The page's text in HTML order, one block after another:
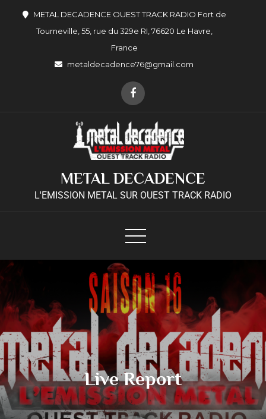
METAL DECADENCE OUEST TRACK RADIO Fort de
Tourneville, 55, rue du 329e RI, 76620 Le Havre,
France
metaldecadence76@gmail.com
METAL DECADENCE
L'EMISSION METAL SUR OUEST TRACK RADIO
Live Report